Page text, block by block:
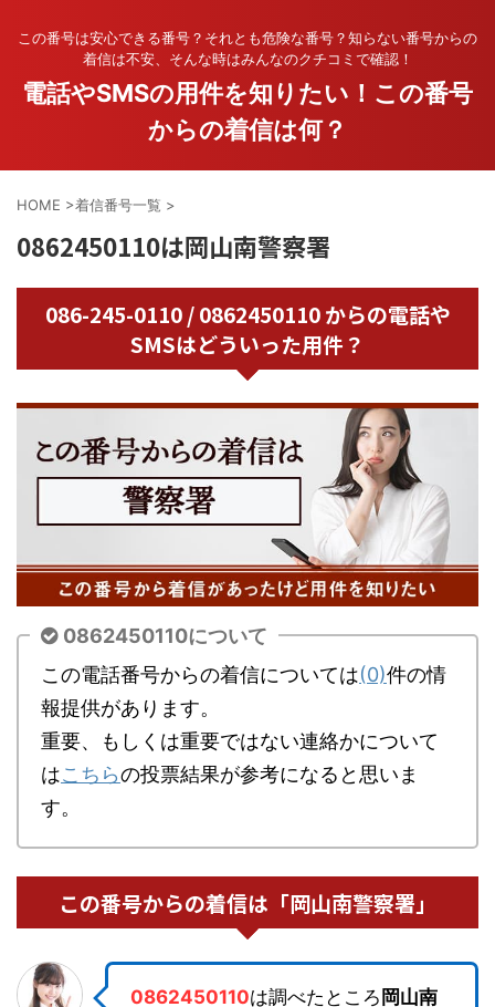
この番号は安心できる番号？それとも危険な番号？知らない番号からの
着信は不安、そんな時はみんなのクチコミで確認！
電話やSMSの用件を知りたい！この番号
からの着信は何？
HOME >着信番号一覧 >
0862450110は岡山南警察署
086-245-0110 / 0862450110 からの電話や
SMSはどういった用件？
0862450110について
この電話番号からの着信については(0)件の情
報提供があります。
重要、もしくは重要ではない連絡かについて
はこちらの投票結果が参考になると思いま
す。
この番号からの着信は「岡山南警察署」
0862450110は調べたところ 岡山南